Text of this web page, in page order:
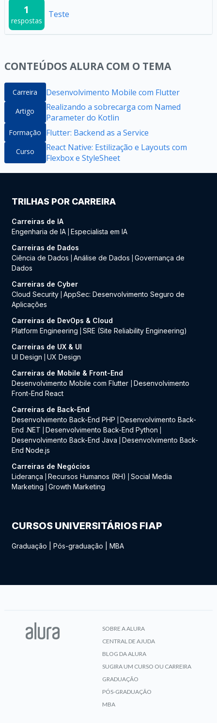
1
respostas
Teste
CONTEÚDOS ALURA COM O TEMA
Carreira Desenvolvimento Mobile com Flutter
Artigo
Realizando a sobrecarga com Named
Parameter do Kotlin
Formação Flutter: Backend as a Service
Curso
React Native: Estilização e Layouts com
Flexbox e StyleSheet
TRILHAS POR CARREIRA
Carreiras de IA
Engenharia de IA Especialista em IA
Carreiras de Dados
Ciência de Dados
Análise de Dados
Governança de
Dados
Carreiras de Cyber
Cloud Security AppSec: Desenvolvimento Seguro de
Aplicações
Carreiras de DevOps & Cloud
Platform Engineering
SRE (Site Reliability Engineering)
Carreiras de UX & UI
UI Design
UX Design
Carreiras de Mobile & Front-End
Desenvolvimento Mobile com Flutter
Desenvolvimento
Front-End React
Carreiras de Back-End
Desenvolvimento Back-End PHP
Desenvolvimento Back-
End .NET
Desenvolvimento Back-End Python
Desenvolvimento Back-End Java
Desenvolvimento Back-
End Node.js
Carreiras de Negócios
Liderança
Recursos Humanos (RH)
Social Media
Marketing
Growth Marketing
CURSOS UNIVERSITÁRIOS FIAP
Graduação Pós-graduação MBA
SOBRE A ALURA
CENTRAL DE AJUDA
BLOG DA ALURA
SUGIRA UM CURSO OU CARREIRA
GRADUAÇÃO
PÓS-GRADUAÇÃO
MBA